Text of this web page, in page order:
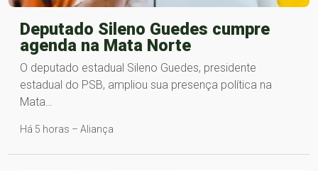
Deputado Sileno Guedes cumpre
agenda na Mata Norte
O deputado estadual Sileno Guedes, presidente
estadual do PSB, ampliou sua presença política na
Mata…
Há 5 horas – Aliança